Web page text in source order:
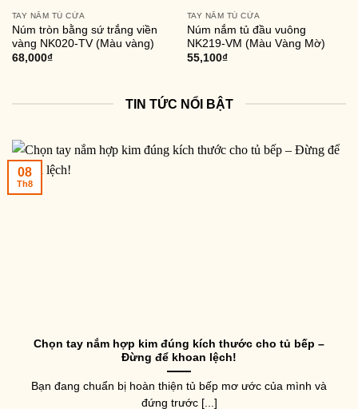
TAY NẮM TỦ CỬA
Núm tròn bằng sứ trắng viền
vàng NK020-TV (Màu vàng)
68,000₫
TAY NẮM TỦ CỬA
Núm nắm tủ đầu vuông
NK219-VM (Màu Vàng Mờ)
55,100₫
TIN TỨC NỔI BẬT
Chọn tay nắm hợp kim đúng kích thước cho tủ bếp –
Đừng để khoan lệch!
Bạn đang chuẩn bị hoàn thiện tủ bếp mơ ước của mình và
đứng trước [...]
08
Th8